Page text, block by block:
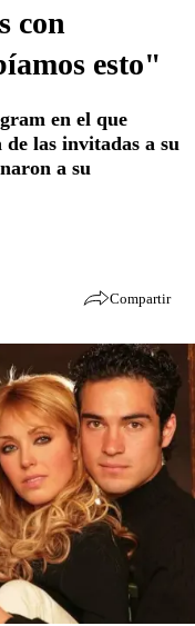
con
esto"
en el que
las invitadas a su
a su
Compartir